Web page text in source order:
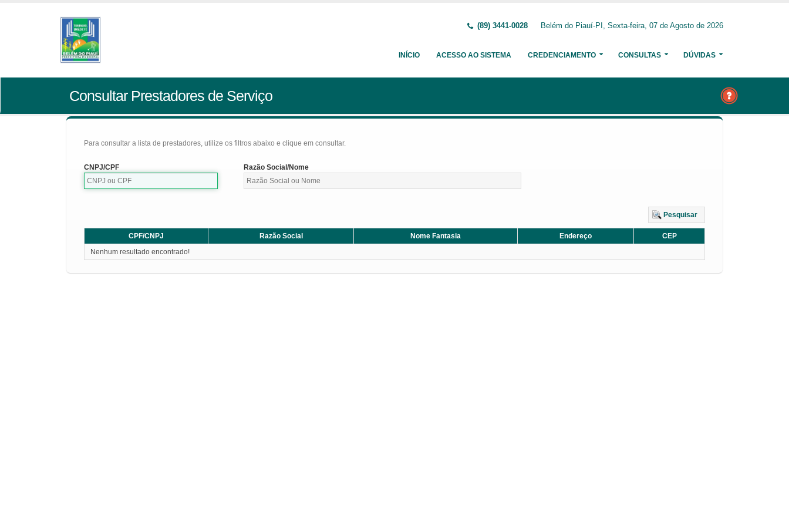
(89) 3441-0028 Belém do Piauí-PI, Sexta-feira, 07 de Agosto de 2026
INÍCIO ACESSO AO SISTEMA CREDENCIAMENTO CONSULTAS DÚVIDAS
Consultar Prestadores de Serviço
Para consultar a lista de prestadores, utilize os filtros abaixo e clique em consultar.
CNPJ/CPF Razão Social/Nome
Pesquisar
CPF/CNPJ Razão Social Nome Fantasia Endereço
CEP
Nenhum resultado encontrado!